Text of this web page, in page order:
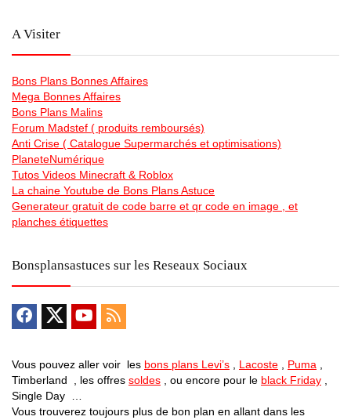
A Visiter
Bons Plans Bonnes Affaires
Mega Bonnes Affaires
Bons Plans Malins
Forum Madstef ( produits remboursés)
Anti Crise ( Catalogue Supermarchés et optimisations)
PlaneteNumérique
Tutos Videos Minecraft & Roblox
La chaine Youtube de Bons Plans Astuce
Generateur gratuit de code barre et qr code en image , et
planches étiquettes
Bonsplansastuces sur les Reseaux Sociaux
Vous pouvez aller voir les bons plans Levi’s , Lacoste , Puma ,
Timberland , les offres soldes , ou encore pour le black Friday ,
Single Day …
Vous trouverez toujours plus de bon plan en allant dans les